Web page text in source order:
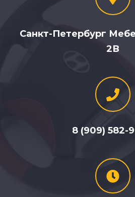
Санкт-Петербург
2В
8 (909) 582-